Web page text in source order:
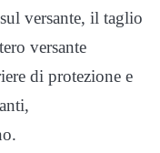
versante, il taglio
versante
di protezione e